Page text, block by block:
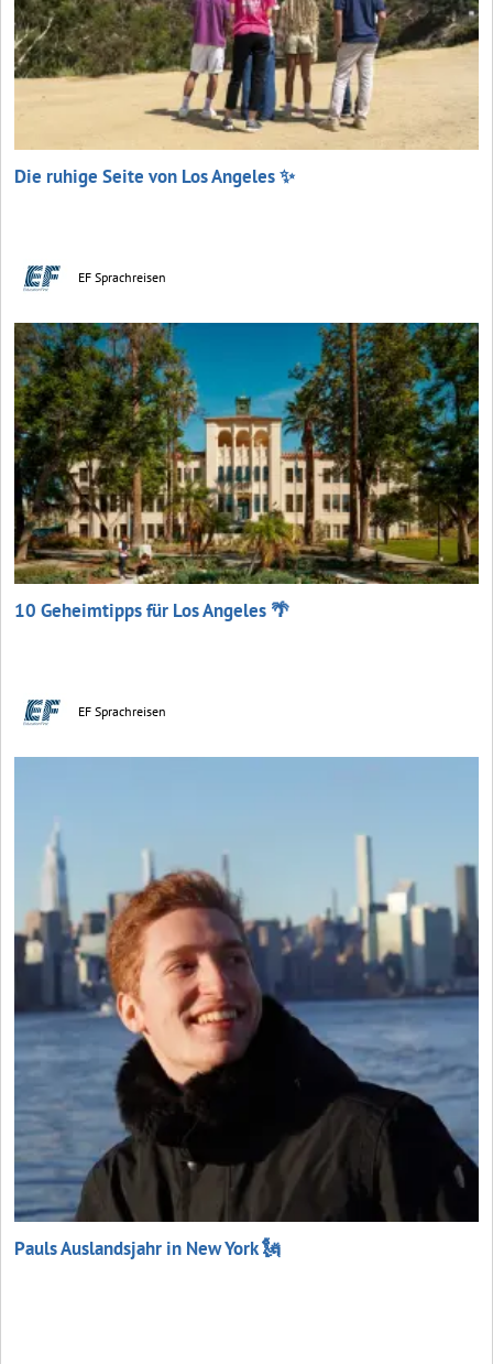
Die ruhige Seite von Los Angeles ✨
EF Sprachreisen
10 Geheimtipps für Los Angeles 🌴
EF Sprachreisen
Pauls Auslandsjahr in New York 🗽